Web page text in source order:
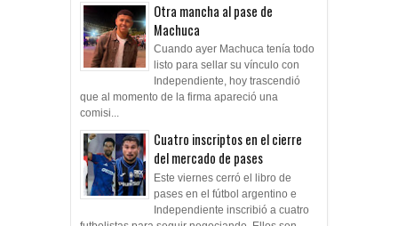
Otra mancha al pase de
Machuca
Cuando ayer Machuca tenía todo
listo para sellar su vínculo con
Independiente, hoy trascendió
que al momento de la firma apareció una
comisi...
Cuatro inscriptos en el cierre
del mercado de pases
Este viernes cerró el libro de
pases en el fútbol argentino e
Independiente inscribió a cuatro